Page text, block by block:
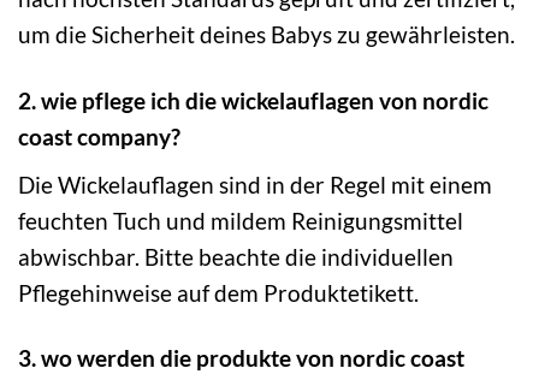
um die Sicherheit deines Babys zu gewährleisten.
2. wie pflege ich die wickelauflagen von nordic
coast company?
Die Wickelauflagen sind in der Regel mit einem
feuchten Tuch und mildem Reinigungsmittel
abwischbar. Bitte beachte die individuellen
Pflegehinweise auf dem Produktetikett.
3. wo werden die produkte von nordic coast